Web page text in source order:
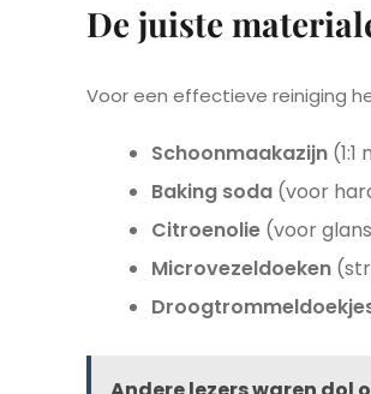
De juiste
Voor een effectieve reiniging
Schoonmaakazijn
Baking soda (voor
Citroenolie (voor
Microvezeldoeken